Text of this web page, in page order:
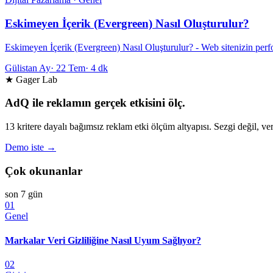
Eskimeyen İçerik (Evergreen) Nasıl Oluşturulur?
Eskimeyen İçerik (Evergreen) Nasıl Oluşturulur? - Web sitenizin
Gülistan Ay· 22 Tem· 4 dk
★ Gager Lab
AdQ ile reklamın gerçek etkisini ölç.
13 kritere dayalı bağımsız reklam etki ölçüm altyapısı. Sezgi değil,
Demo iste →
Çok okunanlar
son 7 gün
01
Genel
Markalar Veri Gizliliğine Nasıl Uyum Sağlıyor?
02